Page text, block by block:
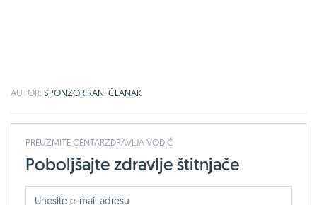
AUTOR: SPONZORIRANI ČLANAK
PREUZMITE CENTARZDRAVLJA VODIČ
Poboljšajte zdravlje štitnjače